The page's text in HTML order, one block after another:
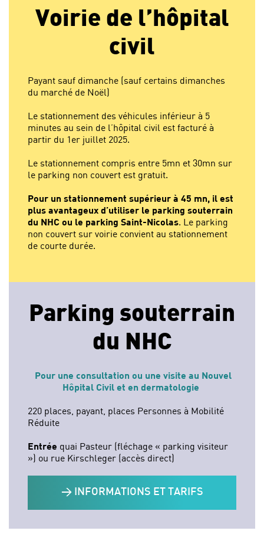
Voirie de l’hôpital
civil
Payant sauf dimanche (sauf certains dimanches
du marché de Noël)
Le stationnement des véhicules inférieur à 5
minutes au sein de l’hôpital civil est facturé à
partir du 1er juillet 2025.
Le stationnement compris entre 5mn et 30mn sur
le parking non couvert est gratuit.
Pour un stationnement supérieur à 45 mn, il est
plus avantageux d’utiliser le parking souterrain
du NHC ou le parking Saint-Nicolas. Le parking
non couvert sur voirie convient au stationnement
de courte durée.
Parking souterrain
du NHC
Pour une consultation ou une visite au Nouvel
Hôpital Civil et en dermatologie
220 places, payant, places Personnes à Mobilité
Réduite
Entrée quai Pasteur (fléchage « parking visiteur
») ou rue Kirschleger (accès direct)
> INFORMATIONS ET TARIFS